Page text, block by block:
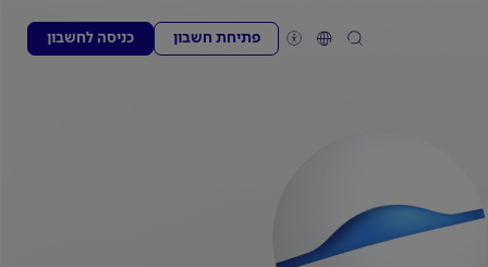
פתיחת חשבון כניסה לחשבון